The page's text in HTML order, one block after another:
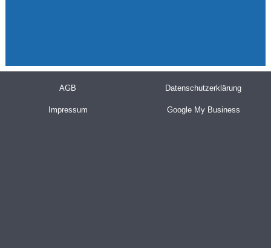
AGB Datenschutzerklärung
Impressum Google My Business